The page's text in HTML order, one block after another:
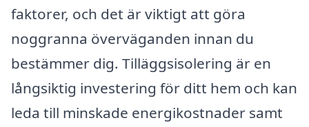
faktorer, och det är viktigt att göra
noggranna överväganden innan du
bestämmer dig. Tilläggsisolering är en
långsiktig investering för ditt hem och kan
leda till minskade energikostnader samt